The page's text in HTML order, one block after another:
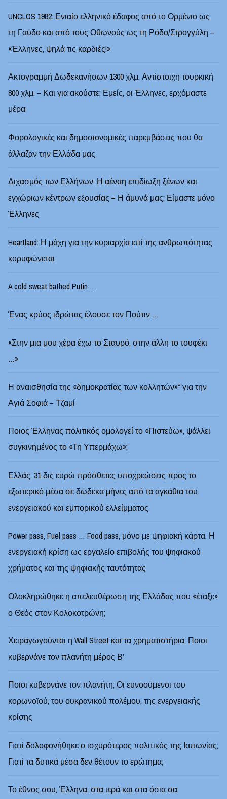
UNCLOS 1982: Ενιαίο ελληνικό έδαφος από το Ορμένιο ως
τη Γαύδο και από τους Οθωνούς ως τη Ρόδο/Στρογγύλη –
«Έλληνες, ψηλά τις καρδιές!»
Ακτογραμμή Δωδεκανήσων 1300 χλμ. Αντίστοιχη τουρκική
800 χλμ. – Και για ακούστε: Εμείς, οι Έλληνες, ερχόμαστε
μέρα
Φορολογικές και δημοσιονομικές παρεμβάσεις που θα
άλλαζαν την Ελλάδα μας
Διχασμός των Ελλήνων: Η αέναη επιδίωξη ξένων και
εγχώριων κέντρων εξουσίας – Η άμυνά μας; Είμαστε μόνο
Έλληνες
Heartland: Η μάχη για την κυριαρχία επί της ανθρωπότητας
κορυφώνεται
A cold sweat bathed Putin …
Ένας κρύος ιδρώτας έλουσε τον Πούτιν …
«Στην μια μου χέρα έχω το Σταυρό, στην άλλη το τουφέκι
…»
Η αναισθησία της «δημοκρατίας των κολλητών»* για την
Αγιά Σοφιά – Τζαμί
Ποιος Έλληνας πολιτικός ομολογεί το «Πιστεύω», ψάλλει
συγκινημένος το «Τη Υπερμάχω»;
Ελλάς: 31 δις ευρώ πρόσθετες υποχρεώσεις προς το
εξωτερικό μέσα σε δώδεκα μήνες από τα αγκάθια του
ενεργειακού και εμπορικού ελλείμματος
Power pass, Fuel pass … Food pass, μόνο με ψηφιακή κάρτα. Η
ενεργειακή κρίση ως εργαλείο επιβολής του ψηφιακού
χρήματος και της ψηφιακής ταυτότητας
Ολοκληρώθηκε η απελευθέρωση της Ελλάδας που «έταξε»
ο Θεός στον Κολοκοτρώνη;
Χειραγωγούνται η Wall Street και τα χρηματιστήρια; Ποιοι
κυβερνάνε τον πλανήτη μέρος Β’
Ποιοι κυβερνάνε τον πλανήτη; Οι ευνοούμενοι του
κορωνοϊού, του ουκρανικού πολέμου, της ενεργειακής
κρίσης
Γιατί δολοφονήθηκε ο ισχυρότερος πολιτικός της Ιαπωνίας;
Γιατί τα δυτικά μέσα δεν θέτουν το ερώτημα;
Το έθνος σου, Έλληνα, στα ιερά και στα όσια σα